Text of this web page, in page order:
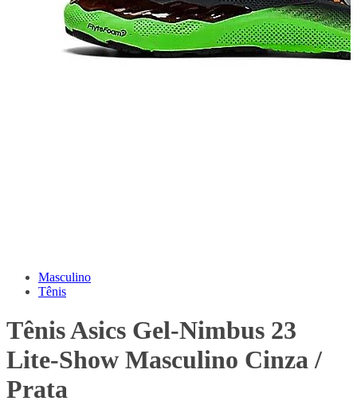
Masculino
Tênis
Tênis Asics Gel-Nimbus 23
Lite-Show Masculino Cinza /
Prata